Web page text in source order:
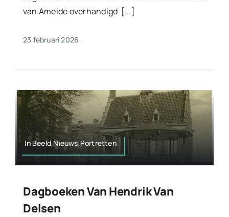
van Ameide overhandigd [...]
23 februari 2026
In Beeld,Nieuws,Portretten
Dagboeken Van Hendrik Van
Delsen